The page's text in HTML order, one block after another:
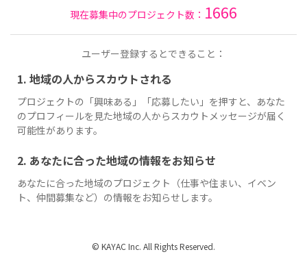
現在募集中のプロジェクト数： 1666
ユーザー登録するとできること：
1. 地域の人からスカウトされる
プロジェクトの「興味ある」「応募したい」を押すと、あなた
のプロフィールを見た地域の人からスカウトメッセージが届く
可能性があります。
2. あなたに合った地域の情報をお知らせ
あなたに合った地域のプロジェクト（仕事や住まい、イベン
ト、仲間募集など）の情報をお知らせします。
© KAYAC Inc. All Rights Reserved.